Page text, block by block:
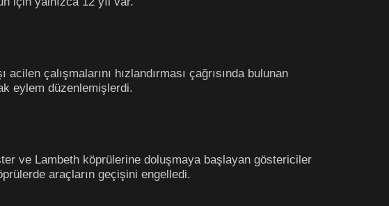
çalışmalarını hızlandırması çağrısında bulunan
eylem düzenlemişlerdi.
ve Lambeth köprülerine doluşmaya başlayan göstericiler
araçların geçişini engelledi.